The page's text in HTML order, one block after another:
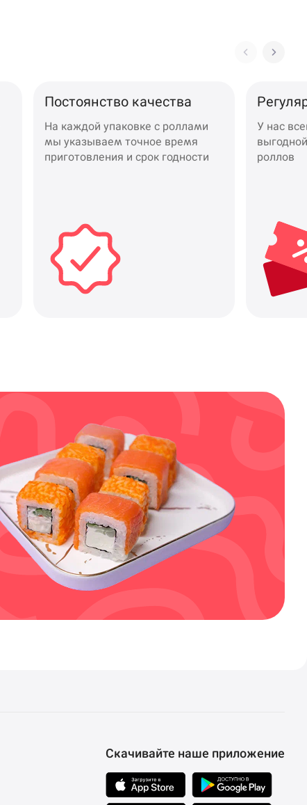
Постоянство качества
На каждой упаковке с роллами
мы указываем точное время
приготовления и срок годности
У нас
роллов
Скачивайте наше приложение